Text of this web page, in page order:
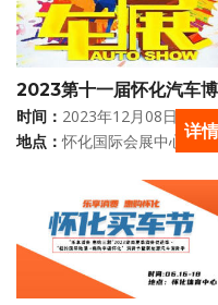
2023第十一届怀化汽车博
览会
时间： 2023年12月08日 - 12月
11日
地点：怀化国际会展中心 详情